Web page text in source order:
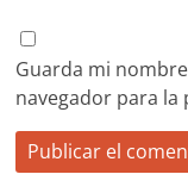
Guarda mi
navegador para la